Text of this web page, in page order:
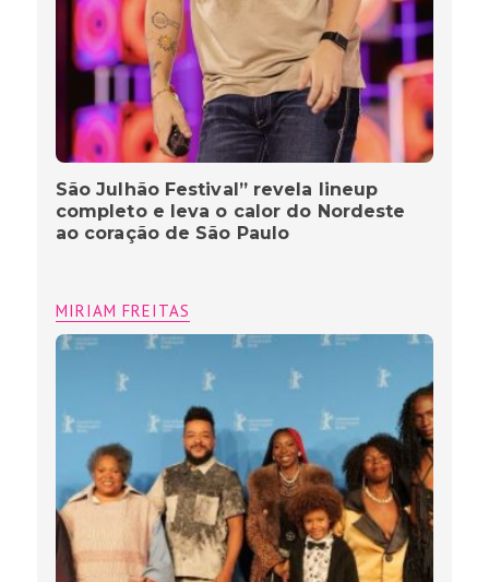
São Julhão Festival” revela lineup
completo e leva o calor do Nordeste
ao coração de São Paulo
MIRIAM FREITAS